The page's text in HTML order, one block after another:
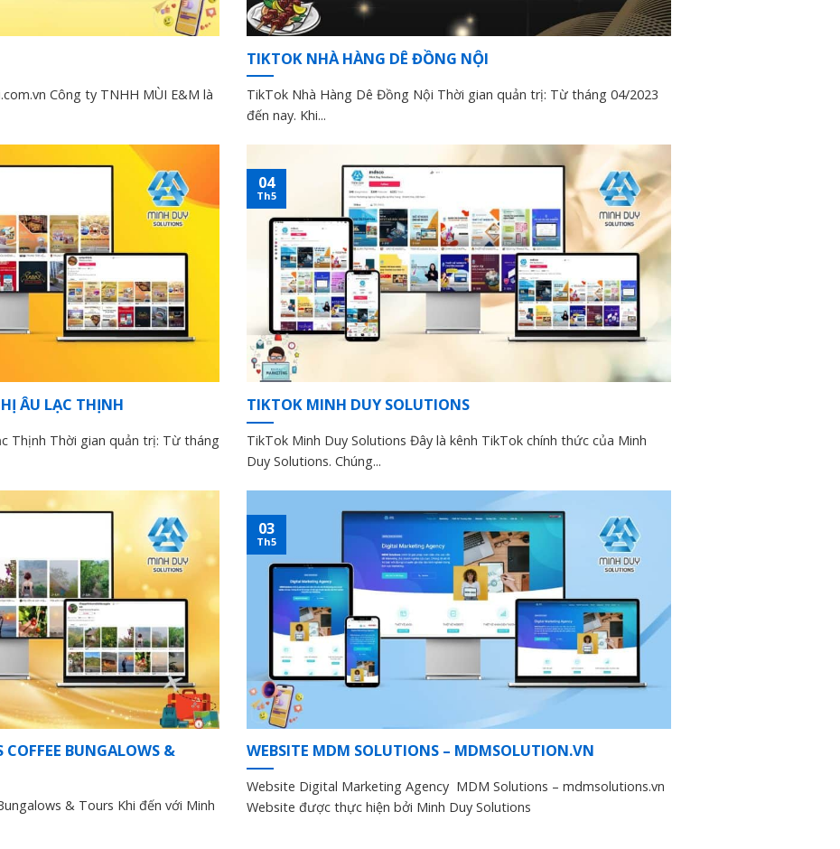
Công ty TNHH MÙI E&M là
TIKTOK NHÀ HÀNG DÊ ĐỒNG NỘI
TikTok Nhà Hàng Dê Đồng Nội Thời gian quản trị: Từ tháng 04/2023
đến nay. Khi...
ÂU LẠC THỊNH
Thịnh Thời gian quản trị: Từ tháng
TIKTOK MINH DUY SOLUTIONS
TikTok Minh Duy Solutions Đây là kênh TikTok chính thức của Minh
Duy Solutions. Chúng...
04
Th5
BUNGALOWS &
& Tours Khi đến với Minh
WEBSITE MDM SOLUTIONS – MDMSOLUTION.VN
Website Digital Marketing Agency MDM Solutions – mdmsolutions.vn
Website được thực hiện bởi Minh Duy Solutions
03
Th5